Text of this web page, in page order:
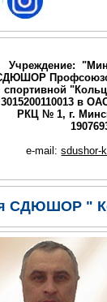
Учреждение:
спортивной
3015200110013 в
РКЦ № 1, г.
e-mail:sdushor-
СДЮШОР "